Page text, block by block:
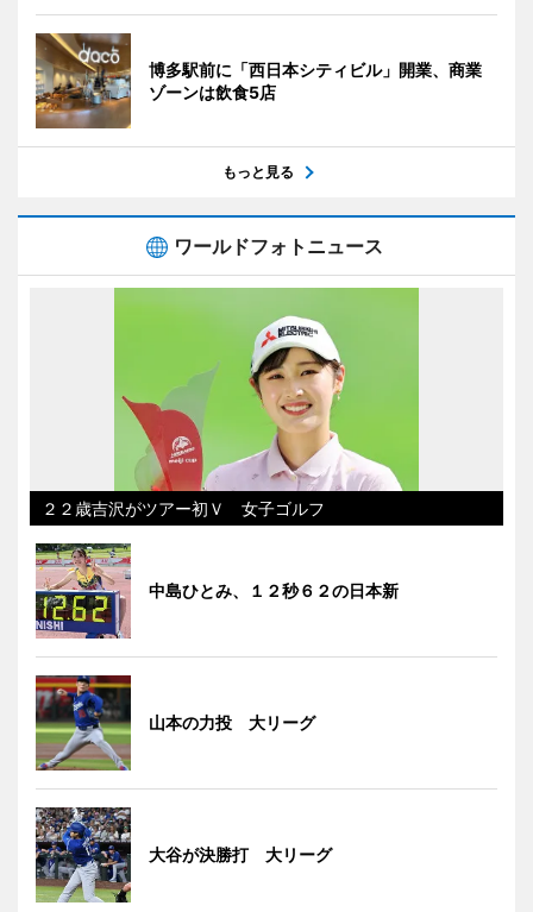
博多駅前に「西日本シティビル」開業、商業
ゾーンは飲食5店
もっと見る
ワールドフォトニュース
２２歳吉沢がツアー初Ｖ 女子ゴルフ
中島ひとみ、１２秒６２の日本新
山本の力投 大リーグ
大谷が決勝打 大リーグ